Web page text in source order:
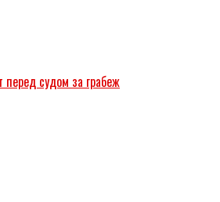
перед судом за грабеж